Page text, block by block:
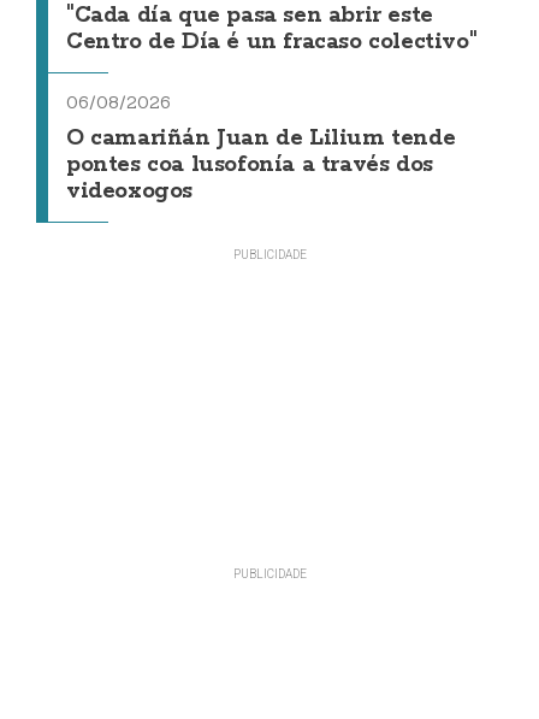
"Cada día que pasa sen abrir este
Centro de Día é un fracaso colectivo"
06/08/2026
O camariñán Juan de Lilium tende
pontes coa lusofonía a través dos
videoxogos